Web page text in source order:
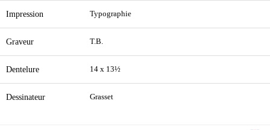
Impression Typographie
Graveur T.B.
Dentelure 14 x 13½
Dessinateur Grasset